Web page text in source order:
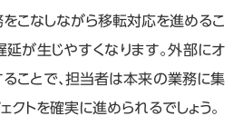
こなしながら移転対応を進めるこ
延が生じやすくなります。外部にオ
ことで、担当者は本来の業務に集
クトを確実に進められるでしょう。